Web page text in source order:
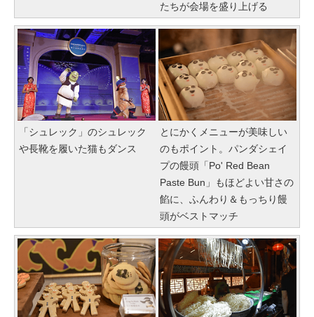
たちが会場を盛り上げる
「シュレック」のシュレック
や長靴を履いた猫もダンス
とにかくメニューが美味しい
のもポイント。パンダシェイ
プの饅頭「Po' Red Bean
Paste Bun」もほどよい甘さの
餡に、ふんわり＆もっちり饅
頭がベストマッチ